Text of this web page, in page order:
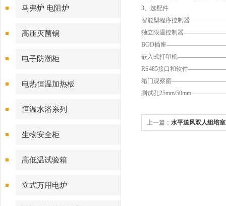
马弗炉 电阻炉
高压灭菌锅
电子防潮柜
电热恒温加热板
恒温水浴系列
生物安全柜
高低温试验箱
立式万用电炉
3、选配件
智能型程序控制器
独立限温控制器
BOD插座
嵌入式打印机
RS485接口和软件
箱门观察窗
测试孔25mm/
上一篇： 水平送风双人组培